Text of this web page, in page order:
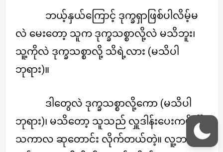
ဘယ့်နှယ်ကြောင့် ဒုက္ခရှာဖြစ်ပါလိမ့်မ
လဲ မေးတော့ သူက ဒုက္ခသစ္စာလို့လဲ မသိဘူး၊
သူ့ကိုလဲ ဒုက္ခသစ္စာလို့ သိရဲ့လား (မသိပါ
ဘုရား)။
ဒါတွေလဲ ဒုက္ခသစ္စာလို့ကော (မသိပါ
ဘုရား)၊ မသိတော့ သူသည် လှူဒါန်းပေးကမ်းပြီး
သကာလ ဆုတောင်း လိုက်တယ်တဲ့။ လူ့ဘဝ